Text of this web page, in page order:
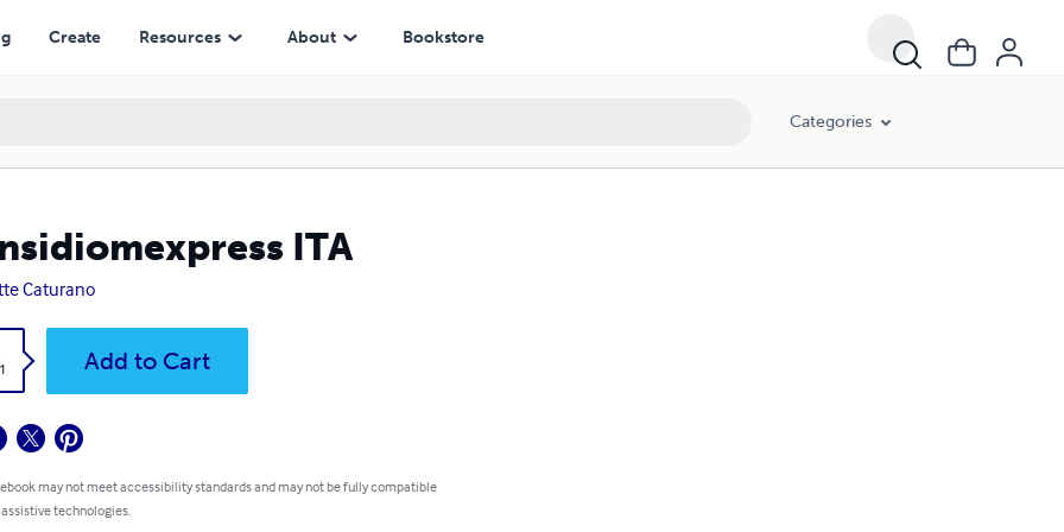
Create Resources About Bookstore
Categories
ITA
Caturano
Add to Cart
may not meet accessibility standards and may not be fully compatible
technologies.